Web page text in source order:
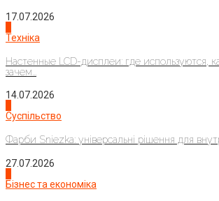
17.07.2026
Техніка
Настенные LCD-дисплеи: где используются,
зачем...
14.07.2026
Суспільство
Фарби Sniezka: універсальні рішення для
27.07.2026
Бізнес та економіка